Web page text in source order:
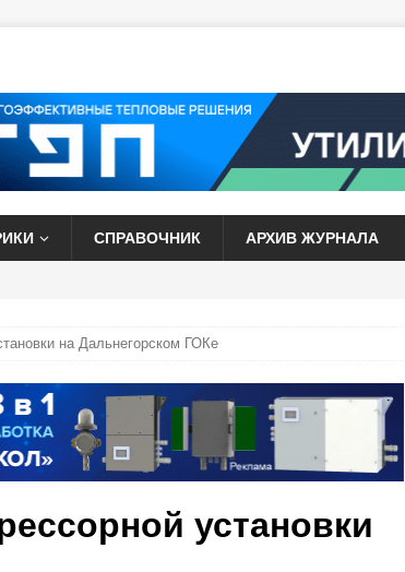
СПРАВОЧНИК АРХИВ ЖУРНАЛА
на Дальнегорском ГОКе
установки